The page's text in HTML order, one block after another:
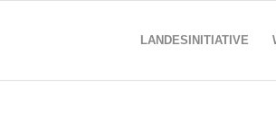
LANDESINITIATIVE